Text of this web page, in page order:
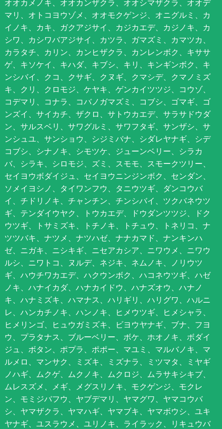
オオカメノキ、オオカンザクラ、オオシマザクラ、オオデ
マリ、オトコヨウゾメ、オオモクゲンジ、オニグルミ、カ
イノキ、カキ、ガクアジサイ、カジカエデ、カジノキ、カ
シワ、カシワバアジサイ、カツラ、ガマズミ、カマツカ、
カラタチ、カリン、カンヒザクラ、カンレンボク、キササ
ゲ、キソケイ、キハダ、キブシ、キリ、キンギンボク、キ
ンシバイ、クコ、クサギ、クヌギ、クマシデ、クマノミズ
キ、クリ、クロモジ、ケヤキ、ゲンカイツツジ、コウゾ、
コデマリ、コナラ、コバノガマズミ、コブシ、ゴマギ、ゴ
ンズイ、サイカチ、ザクロ、サトウカエデ、サラサドウダ
ン、サルスベリ、サワグルミ、サワフタギ、サンザシ、サ
ンシュユ、サンショウ、シジミバナ、シダレヤナギ、シデ
コブシ、シナノキ、シモツケ、ジューンベリー、シラカ
バ、シラキ、シロモジ、ズミ、スモモ、スモークツリー、
セイヨウボダイジュ、セイヨウニンジンボク、センダン、
ソメイヨシノ、タイワンフウ、タニウツギ、ダンコウバ
イ、チドリノキ、チャンチン、チンシバイ、ツクバネウツ
ギ、テンダイウヤク、トウカエデ、ドウダンツツジ、ドク
ウツギ、トサミズキ、トチノキ、トチュウ、トネリコ、ナ
ツツバキ、ナツメ、ナツハゼ、ナナカマド、ナンキンハ
ゼ、ニガキ、ニシキギ、ニセアカシア、ニワウメ、ニワウ
ルシ、ニワトコ、ヌルデ、ネジキ、ネムノキ、ノリウツ
ギ、ハウチワカエデ、ハクウンボク、ハコネウツギ、ハゼ
ノキ、ハナイカダ、ハナカイドウ、ハナズオウ、ハナノ
キ、ハナミズキ、ハマナス、ハリギリ、ハリグワ、ハルニ
レ、ハンカチノキ、ハンノキ、ヒメウツギ、ヒメシャラ、
ヒメリンゴ、ヒュウガミズキ、ビヨウヤナギ、ブナ、フヨ
ウ、プラタナス、ブルーベリー、ボケ、ホオノキ、ボダイ
ジュ、ボタン、ポプラ、ポポー、マユミ、マルバノキ、マ
ルメロ、マンサク、ミズキ、ミズナラ、ミツマタ、ミヤギ
ノハギ、ムクゲ、ムクノキ、ムクロジ、ムラサキシキブ、
ムレスズメ、メギ、メグスリノキ、モクゲンジ、モクレ
ン、モミジバフウ、ヤブデマリ、ヤマグワ、ヤマコウバ
シ、ヤマザクラ、ヤマハギ、ヤマブキ、ヤマボウシ、ユキ
ヤナギ、ユスラウメ、ユリノキ、ライラック、リキュウバ